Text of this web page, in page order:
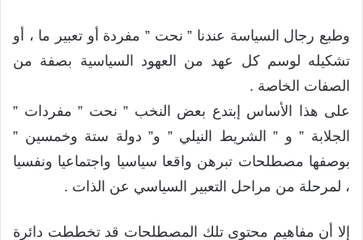
وطبع رجال السياسة عندنا ” نحت ” مفردة أو تعبير ما ، أو
تشكيله لوسم كل عهد من العهود السياسية بصفة من
الصفات الخاصة .
على هذا الأساس إبتدع بعض النخب ” نحت ” مفردات ”
الجلابة ” و ” الشريط النيلي ” و” دولة ستة وخمسين ”
بوصفها مصطلحات تبرهن واقعا سياسيا واجتماعيا ونفسيا
، لمرحلة من مراحل التعبير السياسي عن الذات .
إلا أن مفاهيم محتوى تلك المصطلحات قد تخططت دائرة